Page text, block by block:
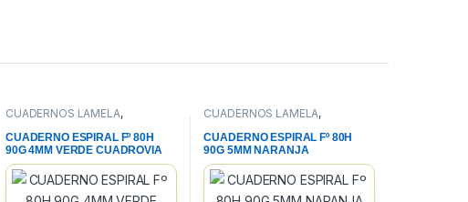
CUADERNOS LAMELA,
PAPELERIA
CUADERNO ESPIRAL Fº 80H
90G 4MM VERDE CUADROVIA
PP.
CUADERNOS LAMELA,
PAPELERIA
CUADERNO ESPIRAL Fº 80H
90G 5MM NARANJA
CUADROVIA PP.